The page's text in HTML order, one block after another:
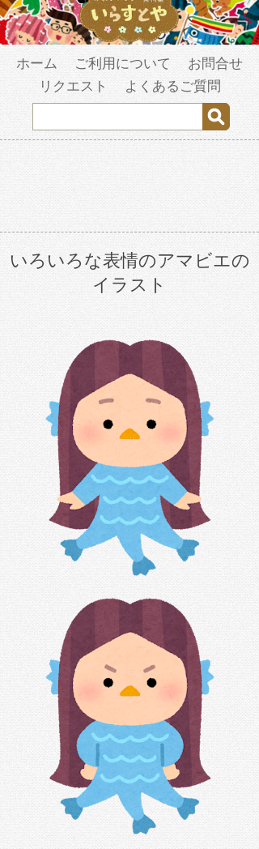
ホーム ご利用について
お問合せ
リクエスト
よくあるご質問
いろいろな表情のアマビエの
イラスト